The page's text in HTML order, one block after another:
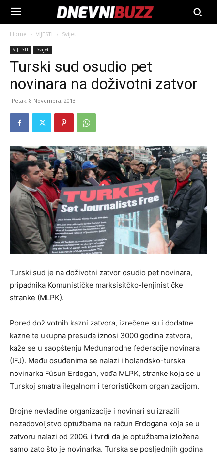
Home VIJESTI Svijet
VIJESTI Svijet
Turski sud osudio pet
novinara na doživotni zatvor
Petak, 8 Novembra, 2013
Turski sud je na doživotni zatvor osudio pet novinara,
pripadnika Komunističke marksisitčko-lenjinističke
stranke (MLPK).
Pored doživotnih kazni zatvora, izrečene su i dodatne
kazne te ukupna presuda iznosi 3000 godina zatvora,
kaže se u saopštenju Međunarodne federacije novinara
(IFJ). Među osuđenima se nalazi i holandsko-turska
novinarka Füsun Erdogan, vođa MLPK, stranke koja se u
Turskoj smatra ilegalnom i terorističkom organizacijom.
Brojne nevladine organizacije i novinari su izrazili
nezadovoljstvo optužbama na račun Erdogana koja se u
zatvoru nalazi od 2006. i tvrdi da je optužbama izložena
samo zato što je novinarka. Turska se posljednjih godina